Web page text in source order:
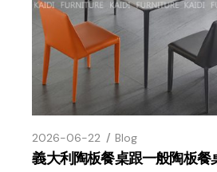
2026-06-22 Blog